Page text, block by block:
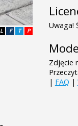
P
T
F
L
Uwaga!
Zdjęcie
| FAQ |